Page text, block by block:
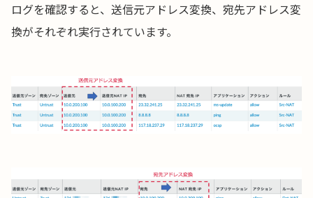
ログを確認すると、送信元アドレス変換、宛先アドレス変
換がそれぞれ実行されています。